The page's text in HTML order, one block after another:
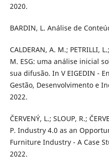
2020.
BARDIN, L. Análise de
CALDERAN, A. M.; PETRILLI,
M. ESG: uma análise inicial
sua difusão. In V EIGEDIN -
Gestão, Desenvolvimento e
2022.
ČERVENÝ, L.; SLOUP, R.;
P. Industry 4.0 as an
Furniture Industry - A Case
2022.